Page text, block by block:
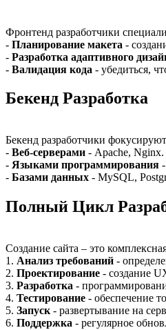
Фронтенд разработчики
- Планирование макета -
- Разработка адаптивного
- Валидация кода - убедиться,
Бекенд Разработка
Бекенд разработчики
- Веб-серверами - Apache, Nginx.
- Языками программирования
- Базами данных - MySQL,
Полный Цикл
Создание сайта – это
1. Анализ требований -
2. Проектирование - создание
3. Разработка -
4. Тестирование - обеспечение
5. Запуск - развертывание на
6. Поддержка - регулярное